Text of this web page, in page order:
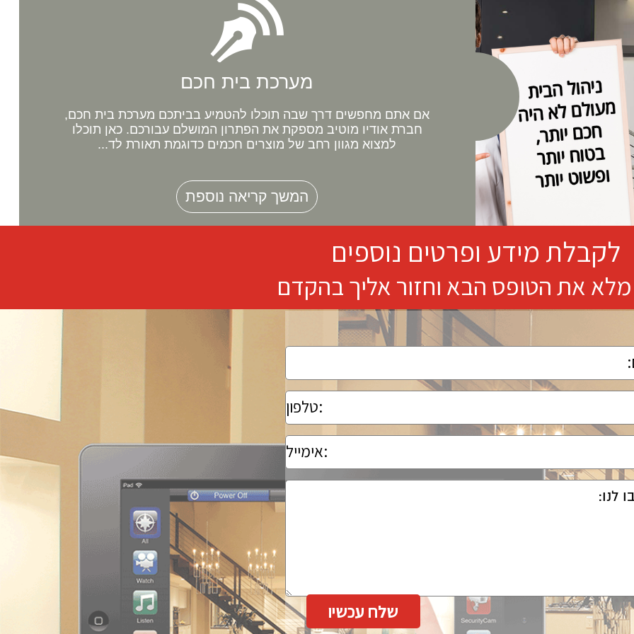
מערכת בית חכם
אם אתם מחפשים דרך שבה תוכלו להטמיע בביתכם מערכת בית חכם,
חברת אודיו מוטיב מספקת את הפתרון המושלם עבורכם. כאן תוכלו
למצוא מגוון רחב של מוצרים חכמים כדוגמת תאורת לד...
המשך קריאה נוספת
לקבלת מידע ופרטים נוספים
את הטופס הבא וחזור אליך בהקדם